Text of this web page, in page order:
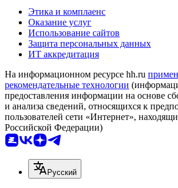
Этика и комплаенс
Оказание услуг
Использование сайтов
Защита персональных данных
ИТ аккредитация
На информационном ресурсе hh.ru
рекомендательные технологии
предоставления информации на основе
и анализа сведений, относящихся к
пользователей сети «Интернет»,
Российской Федерации)
Русский